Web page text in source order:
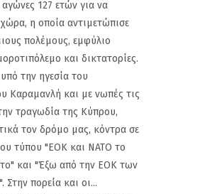
127 ετών για να
η οποία αντιμετώπισε
πολέμους, εμφύλιο
και δικτατορίες.
την ηγεσία του
Καραμανλή και με νωπές τις
τραγωδία της Κύπρου,
τον δρόμο μας, κόντρα σε
τύπου "ΕΟΚ και ΝΑΤΟ το
και "Έξω από την ΕΟΚ των
πορεία και οι...